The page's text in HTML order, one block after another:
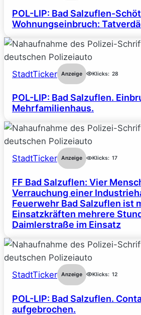
POL-LIP: Bad Salzuflen-
Wohnungseinbruch:
StadtTicker Anzeige Klicks: 28
POL-LIP: Bad Salzuflen.
Mehrfamilienhaus.
StadtTicker Anzeige Klicks: 17
FF Bad Salzuflen: Vier
Verrauchung einer
Feuerwehr Bad Salzuflen ist
Einsatzkräften mehrere
Daimlerstraße im Einsatz
StadtTicker Anzeige Klicks: 12
POL-LIP: Bad Salzuflen.
aufgebrochen.